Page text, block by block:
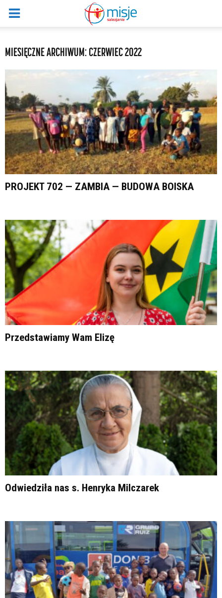
MIESIĘCZNE ARCHIWUM: CZERWIEC 2022
PROJEKT 702 — ZAMBIA — BUDOWA BOISKA
Przedstawiamy Wam Elizę
Odwiedziła nas s. Henryka Milczarek